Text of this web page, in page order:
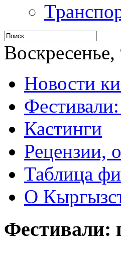
Новости
Кастинги
Рецензии,
Таблица
О
Фестивали: